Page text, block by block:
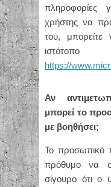
πληροφορίες
χρήστης να
του,
https://
Αν
μπορεί το
με βοηθήσει;
Το προσωπικό
πρόθυμο να
σίγουρο ότι ο